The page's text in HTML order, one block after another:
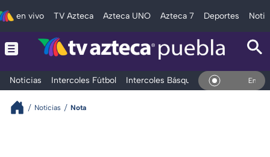
en vivo TV Azteca Azteca UNO Azteca 7 Deportes
Noticias Intercoles Fútbol Intercoles Básquetbol Deportes
En Vivo
Noticias Nota